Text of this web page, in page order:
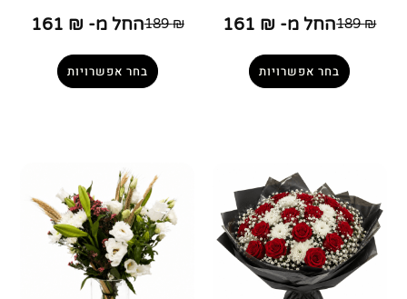
189₪ החל מ- 161 ₪
בחר אפשרויות
189₪ החל מ- 161 ₪
בחר אפשרויות